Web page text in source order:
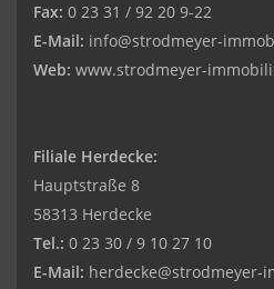
Fax: 0 23 31 / 92 20 9-22
E-Mail: info@strodmeyer-
Web: www.strodmeyer-
Filiale Herdecke:
Hauptstraße 8
58313 Herdecke
Tel.: 0 23 30 / 9 10 27 10
E-Mail: herdecke@strodmeyer-